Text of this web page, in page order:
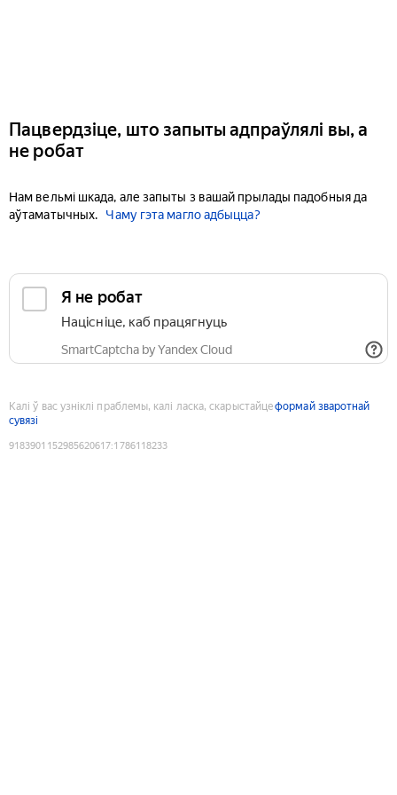
Пацвердзіце, што запыты адпраўлялі вы, а
не робат
Нам вельмі шкада, але запыты з вашай прылады падобныя да
аўтаматычных.
Чаму гэта магло адбыцца?
Я не робат
Націсніце, каб працягнуць
SmartCaptcha by Yandex Cloud
Калі ў вас узніклі праблемы, калі ласка, скарыстайцеформай зваротнай
сувязі
9183901152985620617:1786118233